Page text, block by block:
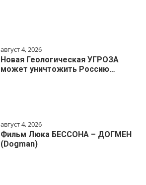
август 4, 2026
Новая Геологическая УГРОЗА
может уничтожить Россию…
август 4, 2026
Фильм Люка БЕССОНА – ДОГМЕН
(Dogman)